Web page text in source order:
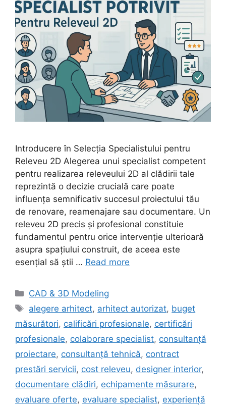
Introducere în Selecția Specialistului pentru
Releveu 2D Alegerea unui specialist competent
pentru realizarea releveului 2D al clădirii tale
reprezintă o decizie crucială care poate
influența semnificativ succesul proiectului tău
de renovare, reamenajare sau documentare. Un
releveu 2D precis și profesional constituie
fundamentul pentru orice intervenție ulterioară
asupra spațiului construit, de aceea este
esențial să știi … Read more
Categories
CAD & 3D Modeling
Tags
alegere arhitect, arhitect autorizat, buget
măsurători, calificări profesionale, certificări
profesionale, colaborare specialist, consultanță
proiectare, consultanță tehnică, contract
prestări servicii, cost releveu, designer interior,
documentare clădiri, echipamente măsurare,
evaluare oferte, evaluare specialist, experiență